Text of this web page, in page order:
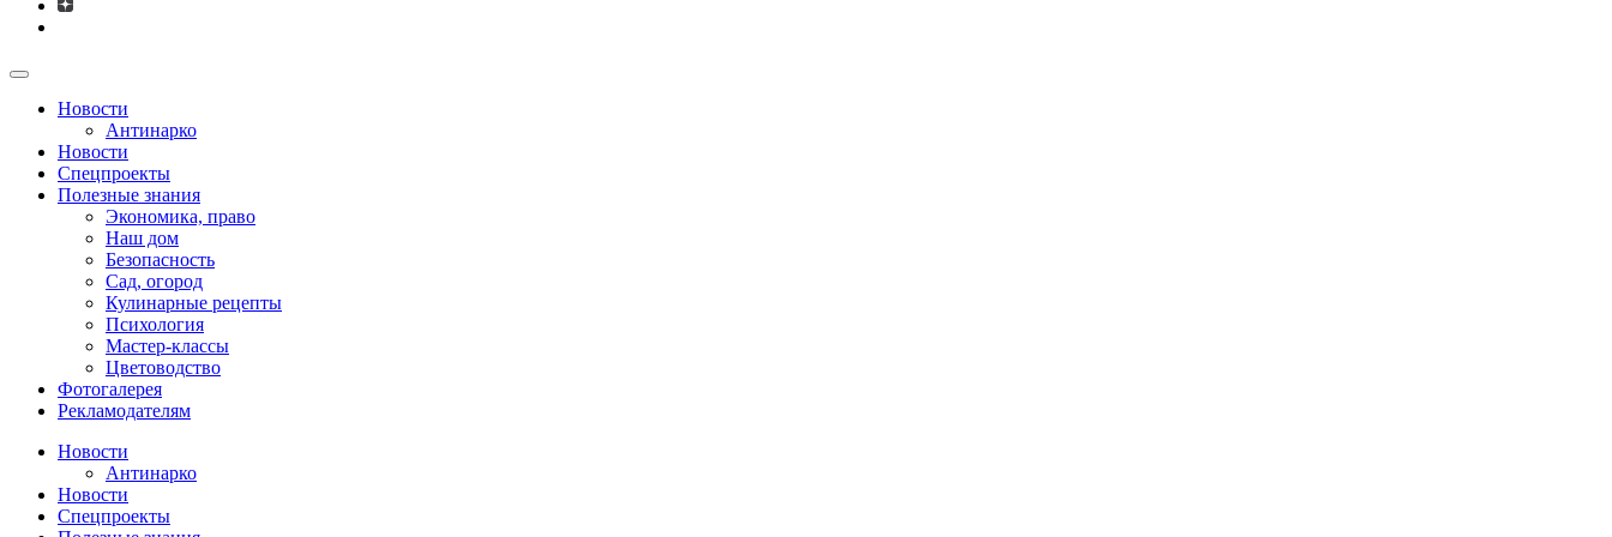
Новости
Антинарко
Новости
Спецпроекты
Полезные знания
Экономика, право
Наш дом
Безопасность
Сад, огород
Кулинарные рецепты
Психология
Мастер-классы
Цветоводство
Фотогалерея
Рекламодателям
Новости
Антинарко
Новости
Спецпроекты